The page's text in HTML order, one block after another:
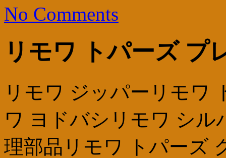
No Comments
リモワ トパーズ プ
リモワ ジッパーリモワ
ワ ヨドバシリモワ シル
理部品リモワ トパーズ